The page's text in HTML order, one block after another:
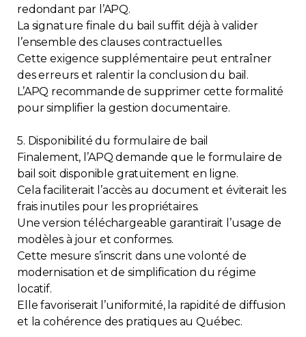
redondant par l’APQ.
La signature finale du bail suffit déjà à valider
l’ensemble des clauses contractuelles.
Cette exigence supplémentaire peut entraîner
des erreurs et ralentir la conclusion du bail.
L’APQ recommande de supprimer cette formalité
pour simplifier la gestion documentaire.
5. Disponibilité du formulaire de bail
Finalement, l’APQ demande que le formulaire de
bail soit disponible gratuitement en ligne.
Cela faciliterait l’accès au document et éviterait les
frais inutiles pour les propriétaires.
Une version téléchargeable garantirait l’usage de
modèles à jour et conformes.
Cette mesure s’inscrit dans une volonté de
modernisation et de simplification du régime
locatif.
Elle favoriserait l’uniformité, la rapidité de diffusion
et la cohérence des pratiques au Québec.